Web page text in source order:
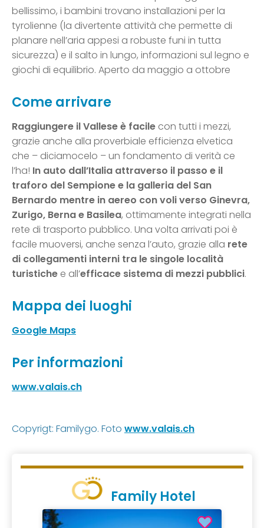
bellissimo, i bambini trovano installazioni per la
tyrolienne (la divertente attività che permette di
planare nell’aria appesi a robuste funi in tutta
sicurezza) e il salto in lungo, informazioni sul legno e
giochi di equilibrio. Aperto da maggio a ottobre
Come arrivare
Raggiungere il Vallese è facile con tutti i mezzi,
grazie anche alla proverbiale efficienza elvetica
che – diciamocelo – un fondamento di verità ce
l’ha! In auto dall’Italia attraverso il passo e il
traforo del Sempione e la galleria del San
Bernardo mentre in aereo con voli verso Ginevra,
Zurigo, Berna e Basilea, ottimamente integrati nella
rete di trasporto pubblico. Una volta arrivati poi è
facile muoversi, anche senza l’auto, grazie alla rete
di collegamenti interni tra le singole località
turistiche e all’efficace sistema di mezzi pubblici.
Mappa dei luoghi
Google Maps
Per informazioni
www.valais.ch
Copyrigt: Familygo. Foto www.valais.ch
Family Hotel